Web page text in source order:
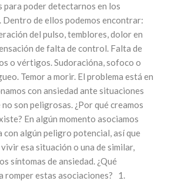
para poder detectarnos en los
Dentro de ellos podemos encontrar:
del pulso, temblores, dolor en
de falta de control. Falta de
o vértigos. Sudoracióna, sofoco o
Temor a morir. El problema está en
con ansiedad ante situaciones
son peligrosas. ¿Por qué creamos
En algún momento asociamos
con algún peligro potencial, así que
esa situación o una de similar,
síntomas de ansiedad. ¿Qué
romper estas asociaciones? 1.